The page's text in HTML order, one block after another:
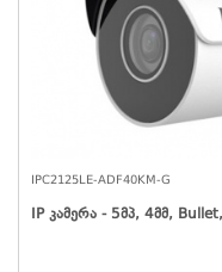
IPC2125LE-ADF40KM-G
IP Კამერა - 5მპ, 4მმ,